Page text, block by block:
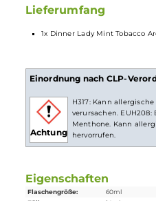
Longfill System
BeiLongfill-Aromen
belieben mit Nikotinshots
du die Flasche fest
und schon bist du fertig.
Benutzung in E-Zigaretten.
Lieferumfang